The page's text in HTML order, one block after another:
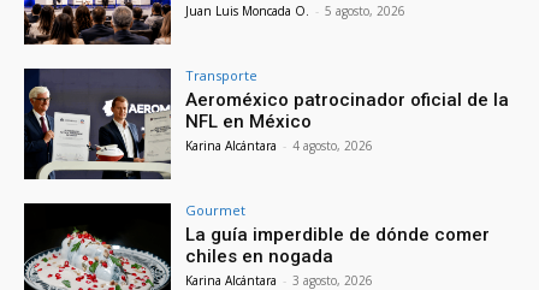
Juan Luis Moncada O. - 5 agosto, 2026
Transporte
Aeroméxico patrocinador oficial de la
NFL en México
Karina Alcántara - 4 agosto, 2026
Gourmet
La guía imperdible de dónde comer
chiles en nogada
Karina Alcántara - 3 agosto, 2026